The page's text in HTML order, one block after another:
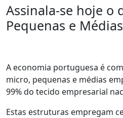
Assinala-se hoje o
Pequenas e
A economia portuguesa é
micro, pequenas e médias
99% do tecido empresarial
Estas estruturas empregam